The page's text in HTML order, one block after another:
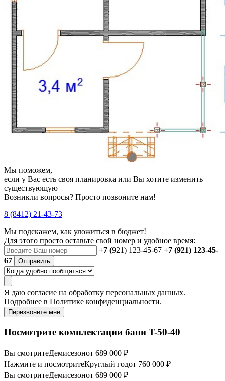
Мы поможем,
если у Вас есть своя планировка или Вы хотите изменить
существующую
Возникли вопросы? Просто позвоните нам!
8 (8412) 21-43-73
Мы подскажем, как уложиться в бюджет!
Для этого просто оставьте свой номер и удобное время:
+7 (921) 123-45-67 +7 (921) 123-45-
67
Отправить
Я даю согласие на обработку персональных данных.
Подробнее в Политике конфиденциальности.
Перезвоните мне
Посмотрите комплектации бани T-50-40
Вы смотритеДемисезонот 689 000 ₽
Нажмите и посмотритеКруглый годот 760 000 ₽
Вы смотритеДемисезонот 689 000 ₽